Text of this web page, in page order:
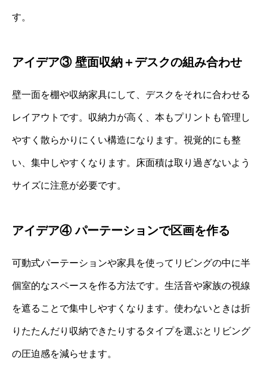
す。
アイデア③ 壁面収納＋デスクの組み合わせ
壁一面を棚や収納家具にして、デスクをそれに合わせる
レイアウトです。収納力が高く、本もプリントも管理し
やすく散らかりにくい構造になります。視覚的にも整
い、集中しやすくなります。床面積は取り過ぎないよう
サイズに注意が必要です。
アイデア④ パーテーションで区画を作る
可動式パーテーションや家具を使ってリビングの中に半
個室的なスペースを作る方法です。生活音や家族の視線
を遮ることで集中しやすくなります。使わないときは折
りたたんだり収納できたりするタイプを選ぶとリビング
の圧迫感を減らせます。